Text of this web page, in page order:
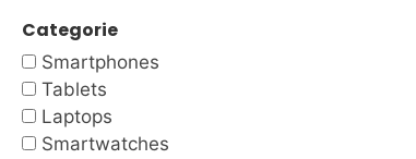
Categorie
Smartphones
Tablets
Laptops
Smartwatches